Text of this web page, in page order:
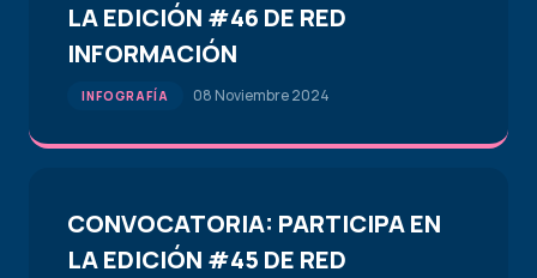
LA EDICIÓN #46 DE RED
INFORMACIÓN
INFOGRAFÍA 08 Noviembre 2024
CONVOCATORIA: PARTICIPA EN
LA EDICIÓN #45 DE RED